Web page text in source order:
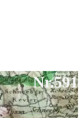
Nr.591